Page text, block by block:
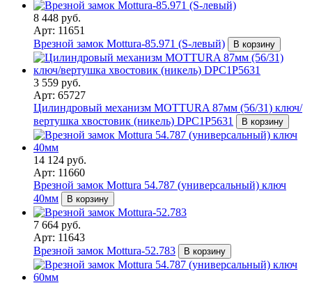
8 448 руб.
Арт: 11651
Врезной замок Mottura-85.971 (S-левый)
В корзину
3 559 руб.
Арт: 65727
Цилиндровый механизм MOTTURA 87мм (56/31) ключ/
вертушка хвостовик (никель) DPC1P5631
В корзину
14 124 руб.
Арт: 11660
Врезной замок Mottura 54.787 (универсальный) ключ
40мм
В корзину
7 664 руб.
Арт: 11643
Врезной замок Mottura-52.783
В корзину